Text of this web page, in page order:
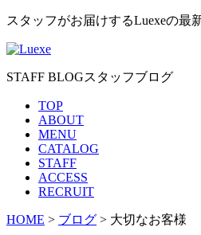
スタッフがお届けするLuexeの最
STAFF BLOGスタッフブログ
TOP
ABOUT
MENU
CATALOG
STAFF
ACCESS
RECRUIT
HOME > ブログ > 大切なお客様